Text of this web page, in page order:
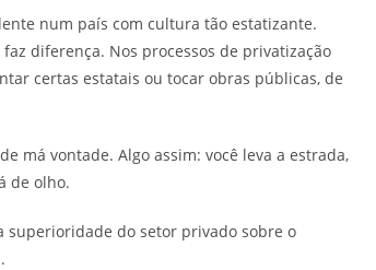
num país com cultura tão estatizante.
diferença. Nos processos de privatização
certas estatais ou tocar obras públicas, de
má vontade. Algo assim: você leva a estrada,
de olho.
superioridade do setor privado sobre o